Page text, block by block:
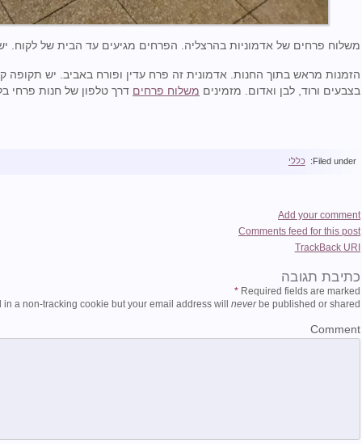
משלוח פרחים של אדמוניות בהרצליה. הפרחים מגיעים עד הבית של לקוח. יש
הזמנות מראש בתוך החנות. אדמונית זה פרח עדין ופורח באביב. יש
בצבעים ורוד, לבן ואדום. מזמינים משלוח פרחים דרך טלפון של חנות פרחי
Filed under: כללי
Add your comment
Comments feed for this post
TrackBack URI
כתיבת תגובה
Required fields are marked
*
in a non-tracking cookie but your email address willneverbe published or shared.
Comment